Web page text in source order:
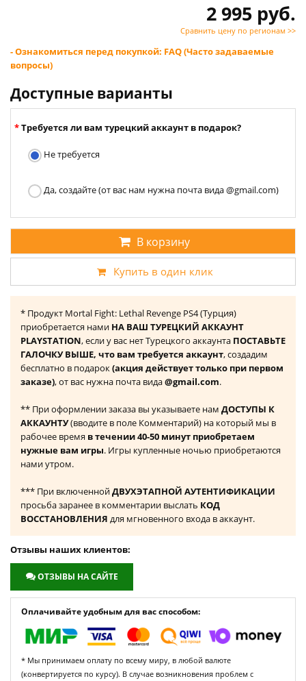
2 995 руб.
Сравнить цену по регионам >>
- Ознакомиться перед покупкой: FAQ (Часто задаваемые
вопросы)
Доступные варианты
Требуется ли вам турецкий аккаунт в подарок?
Не требуется
Да, создайте (от вас нам нужна почта вида @gmail.com)
В корзину
Купить в один клик
* Продукт Mortal Fight: Lethal Revenge PS4 (Турция)
приобретается нами НА ВАШ ТУРЕЦКИЙ АККАУНТ
PLAYSTATION, если у вас нет Турецкого аккаунта ПОСТАВЬТЕ
ГАЛОЧКУ ВЫШЕ, что вам требуется аккаунт, создадим
бесплатно в подарок(акция действует только при первом
заказе), от вас нужна почта вида@gmail.com.
** При оформлении заказа вы указываете нам ДОСТУПЫ К
АККАУНТУ(вводите в поле Комментарий) на который мы в
рабочее время в течении 40-50 минут приобретаем
нужные вам игры. Игры купленные ночью приобретаются
нами утром.
*** При включеннойДВУХЭТАПНОЙ АУТЕНТИФИКАЦИИ
просьба заранее в комментарии выслать КОД
ВОССТАНОВЛЕНИЯ для мгновенного входа в аккаунт.
Отзывы наших клиентов:
ОТЗЫВЫ НА САЙТЕ
Оплачивайте удобным для вас способом:
* Мы принимаем оплату по всему миру, в любой валюте
(конвертируется по курсу). В случае возникновения проблем с